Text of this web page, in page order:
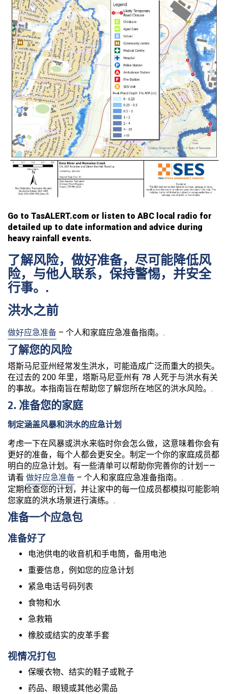
Go to TasALERT.com or listen to ABC local radio for
detailed up to date information and advice during
heavy rainfall events.
了解风险，做好准备，尽可能降低风
险，与他人联系，保持警惕，并安全
行事。.
洪水之前
做好应急准备 – 个人和家庭应急准备指南。.
了解您的风险
塔斯马尼亚州经常发生洪水，可能造成广泛而重大的损失。
在过去的 200 年里，塔斯马尼亚州有 78 人死于与洪水有关
的事故。本指南旨在帮助您了解您所在地区的洪水风险。.
2. 准备您的家庭
制定涵盖风暴和洪水的应急计划
考虑一下在风暴或洪水来临时你会怎么做，这意味着你会有
更好的准备，每个人都会更安全。制定一个你的家庭成员都
明白的应急计划。有一些清单可以帮助你完善你的计划——
请看 做好应急准备 – 个人和家庭应急准备指南。.
定期检查您的计划，并让家中的每一位成员都模拟可能影响
您家庭的洪水场景进行演练。.
准备一个应急包
准备好了
电池供电的收音机和手电筒，备用电池
重要信息，例如您的应急计划
紧急电话号码列表
食物和水
急救箱
橡胶或结实的皮革手套
视情况打包
保暖衣物、结实的鞋子或靴子
药品、眼镜或其他必需品